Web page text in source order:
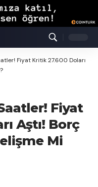
Fiyat Kritik 27.600 Doları
Fiyat
Aştı! Borç
Mi